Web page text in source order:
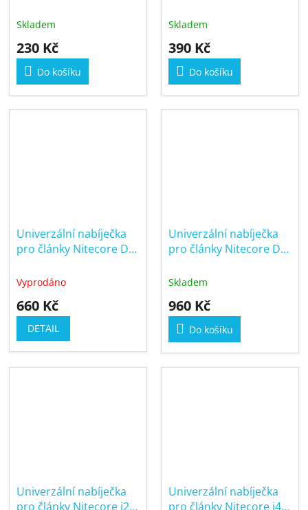
Skladem
230 Kč
Do košíku
Skladem
390 Kč
Do košíku
Univerzální nabíječka
pro články Nitecore D2
Vyprodáno
660 Kč
DETAIL
Univerzální nabíječka
pro články Nitecore D4
Skladem
960 Kč
Do košíku
Univerzální nabíječka
pro články Nitecore i2
Univerzální nabíječka
pro články Nitecore i4